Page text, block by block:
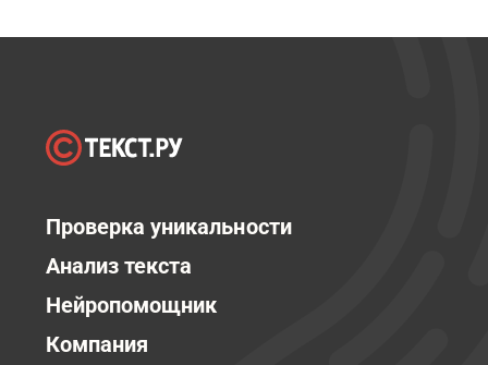
Проверка уникальности
Анализ текста
Нейропомощник
Компания